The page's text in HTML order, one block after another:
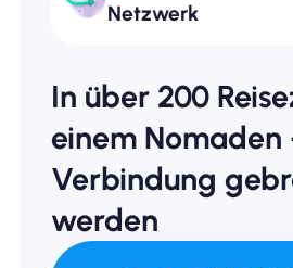
Netzwerk
In über 200
einem Nomaden
Verbindung
werden